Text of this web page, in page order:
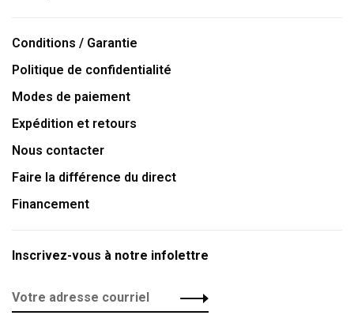
Conditions / Garantie
Politique de confidentialité
Modes de paiement
Expédition et retours
Nous contacter
Faire la différence du direct
Financement
Inscrivez-vous à notre infolettre